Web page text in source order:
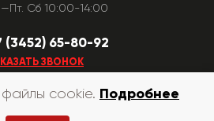
Сб 10:00-14:00
(3452) 65-80-92
ЗВОНОК
2010-2026
cookie. Подробнее